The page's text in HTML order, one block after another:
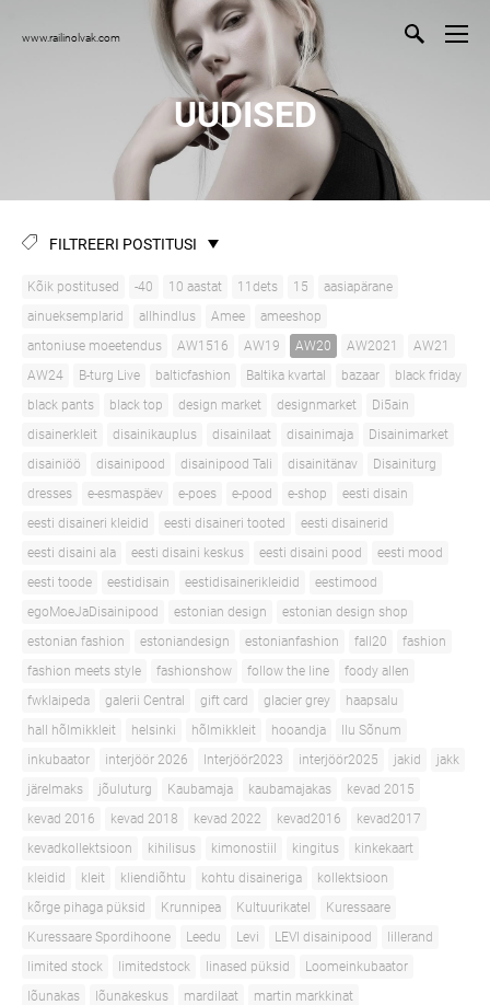
www.railinolvak.com
UUDISED
FILTREERI POSTITUSI
Kõik postitused -40 10 aastat 11dets 15
aasiapärane
ainueksemplarid
allhindlus Amee
ameeshop
antoniuse moeetendus
AW1516 AW19 AW20 AW2021
AW21
AW24
B-turg Live balticfashion Baltika kvartal bazaar
black friday
black pants
black top design market designmarket
Di5ain
disainerkleit
disainikauplus disainilaat disainimaja
Disainimarket
disainiöö
disainipood disainipood Tali disainitänav
Disainiturg
dresses
e-esmaspäev e-poes e-pood e-shop
eesti disain
eesti disaineri kleidid
eesti disaineri tooted
eesti disainerid
eesti disaini ala
eesti disaini keskus eesti disaini pood
eesti mood
eesti toode
eestidisain eestidisainerikleidid
eestimood
egoMoeJaDisainipood
estonian design
estonian design shop
estonian fashion
estoniandesign estonianfashion fall20
fashion
fashion meets style
fashionshow follow the line
foody allen
fwklaipeda
galerii Central gift card glacier grey
haapsalu
hall hõlmikkleit
helsinki hõlmikkleit hooandja
Ilu Sõnum
inkubaator
interjöör 2026 Interjöör2023 interjöör2025 jakid
jakk
järelmaks
jõuluturg Kaubamaja kaubamajakas
kevad 2015
kevad 2016
kevad 2018 kevad 2022 kevad2016
kevad2017
kevadkollektsioon
kihilisus kimonostiil kingitus
kinkekaart
kleidid
kleit kliendiõhtu kohtu disaineriga
kollektsioon
kõrge pihaga püksid
Krunnipea Kultuurikatel
Kuressaare
Kuressaare Spordihoone
Leedu Levi LEVI disainipood
lillerand
limited stock
limitedstock linased püksid
Loomeinkubaator
lõunakas
lõunakeskus mardilaat
martin markkinat